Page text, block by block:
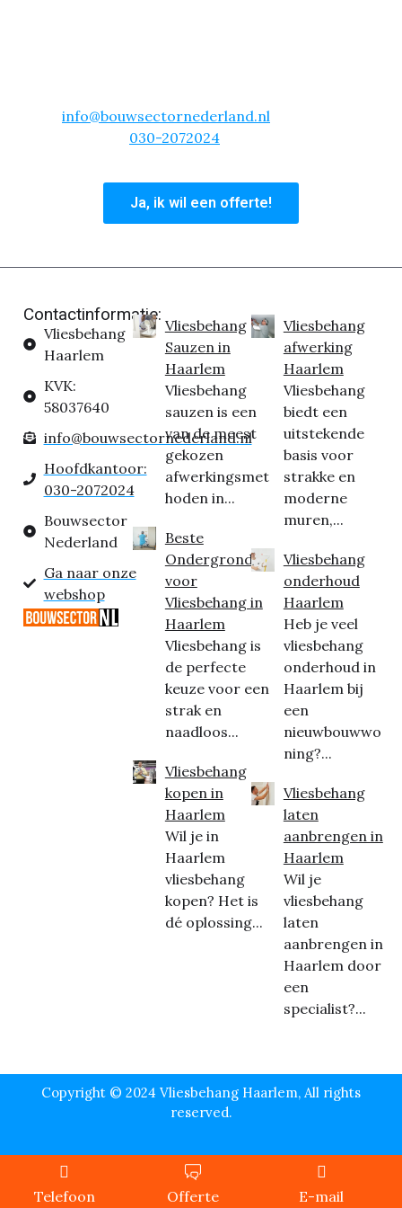
info@bouwsectornederland.nl
030-2072024
Ja, ik wil een offerte!
Contactinformatie:
Vliesbehang
Haarlem
KVK:
58037640
info@bouwsectornederland.nl
Hoofdkantoor:
030-2072024
Bouwsector
Nederland
Ga naar onze
webshop
Vliesbehang
Sauzen in
Haarlem
Vliesbehang
sauzen is een
van de meest
gekozen
afwerkingsmet
hoden in...
Beste
Ondergrond
voor
Vliesbehang in
Haarlem
Vliesbehang is
de perfecte
keuze voor een
strak en
naadloos...
Vliesbehang
kopen in
Haarlem
Wil je in
Haarlem
vliesbehang
kopen? Het is
dé oplossing...
Vliesbehang
afwerking
Haarlem
Vliesbehang
biedt een
uitstekende
basis voor
strakke en
moderne
muren,...
Vliesbehang
onderhoud
Haarlem
Heb je veel
vliesbehang
onderhoud in
Haarlem bij
een
nieuwbouwwo
ning?...
Vliesbehang
laten
aanbrengen in
Haarlem
Wil je
vliesbehang
laten
aanbrengen in
Haarlem door
een
specialist?...
Copyright © 2024 Vliesbehang Haarlem, All rights
reserved.
Telefoon Offerte E-mail